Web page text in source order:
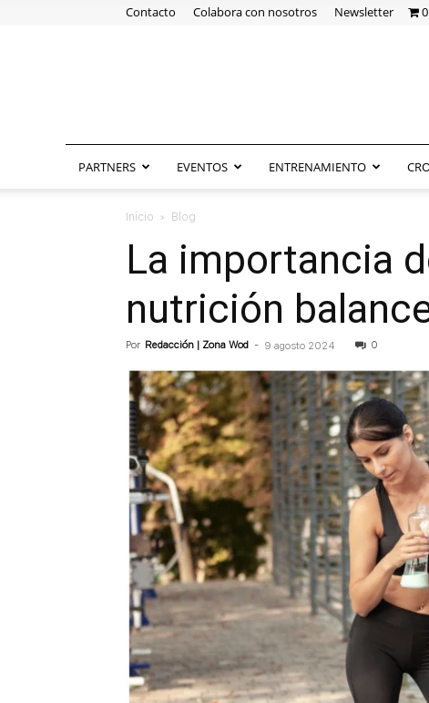
Contacto Colabora con nosotros Newsletter
PARTNERS EVENTOS ENTRENAMIENTO
Inicio Blog
La importancia
nutrición
Por Redacción | Zona Wod - 9 agosto 2024 0